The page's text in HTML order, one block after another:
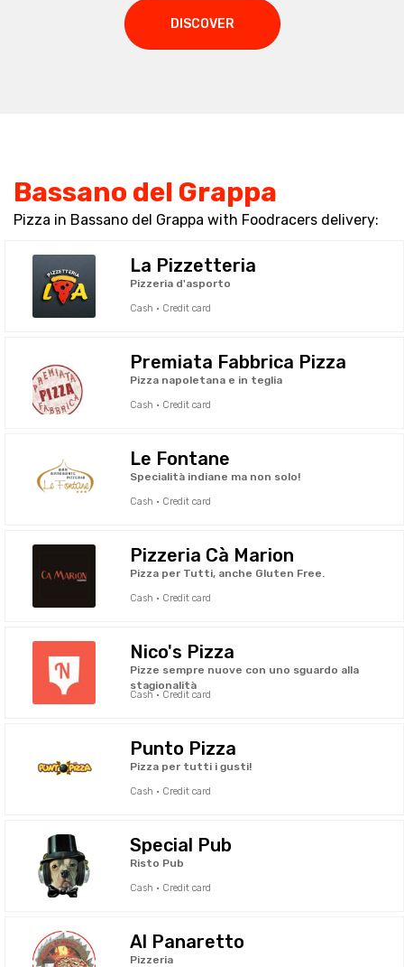
DISCOVER
Bassano del Grappa
Pizza in Bassano del Grappa with Foodracers delivery:
La Pizzetteria
Pizzeria d'asporto
Cash · Credit card
Premiata Fabbrica Pizza
Pizza napoletana e in teglia
Cash · Credit card
Le Fontane
Specialità indiane ma non solo!
Cash · Credit card
Pizzeria Cà Marion
Pizza per Tutti, anche Gluten Free.
Cash · Credit card
Nico's Pizza
Pizze sempre nuove con uno sguardo alla
stagionalità
Cash · Credit card
Punto Pizza
Pizza per tutti i gusti!
Cash · Credit card
Special Pub
Risto Pub
Cash · Credit card
Al Panaretto
Pizzeria